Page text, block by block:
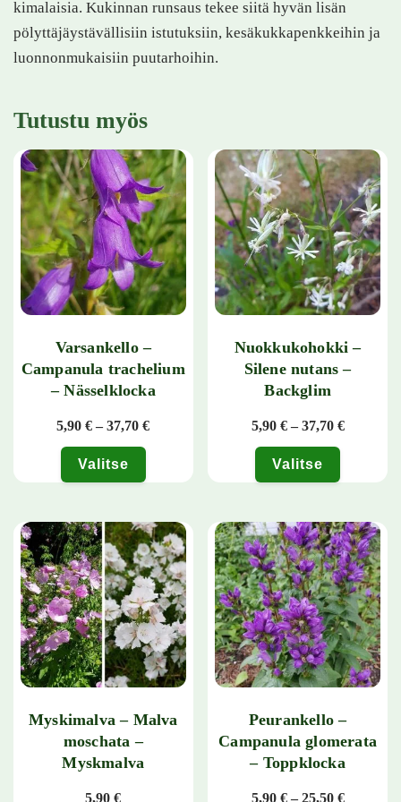
kimalaisia. Kukinnan runsaus tekee siitä hyvän lisän
pölyttäjäystävällisiin istutuksiin, kesäkukkapenkkeihin ja
luonnonmukaisiin puutarhoihin.
Tutustu myös
Varsankello –
Campanula trachelium
– Nässelklocka
5,90€ – 37,70€Hintaluokka: 5,90 € - 37,70 €
Valitse
Nuokkukohokki –
Silene nutans –
Backglim
5,90 € – 37,70 €
Valitse
Myskimalva – Malva
moschata –
Myskmalva
5,90€
Peurankello –
Campanula glomerata
– Toppklocka
5,90 € – 25,50 €